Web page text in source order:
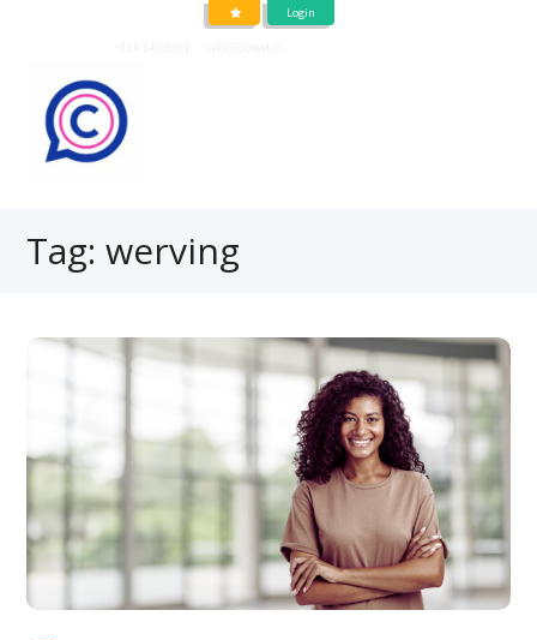
Login
Tag: werving